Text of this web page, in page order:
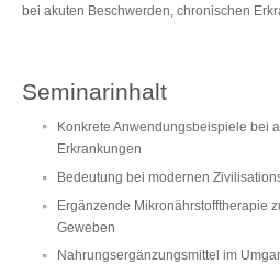
bei akuten Beschwerden, chronischen
Seminarinhalt
Konkrete Anwendungsbeispiele bei
Erkrankungen
Bedeutung bei modernen
Ergänzende Mikronährstofftherapie
Geweben
Nahrungsergänzungsmittel im